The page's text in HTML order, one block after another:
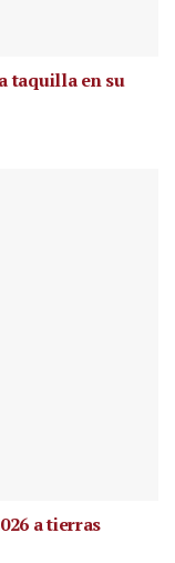
taquilla en su
a tierras